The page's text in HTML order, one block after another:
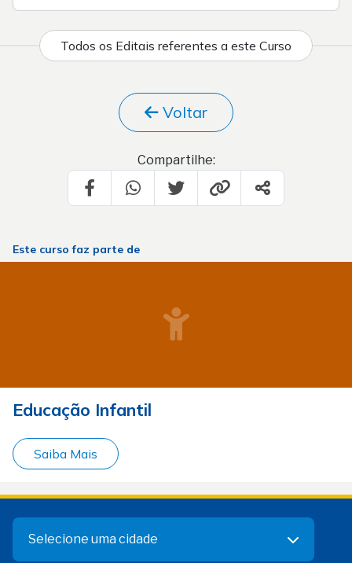
Todos os Editais referentes a este Curso
Voltar
Compartilhe:
Este curso faz parte de
Educação Infantil
Saiba Mais
Selecione uma cidade